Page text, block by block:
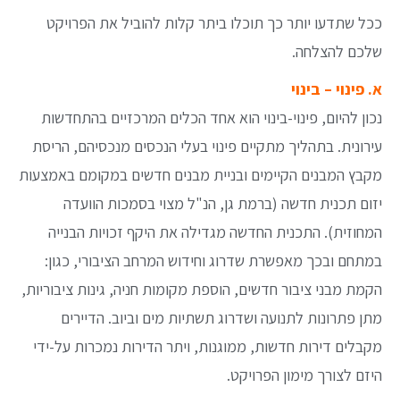
ככל שתדעו יותר כך תוכלו ביתר קלות להוביל את הפרויקט
שלכם להצלחה.
א. פינוי – בינוי
נכון להיום, פינוי-בינוי הוא אחד הכלים המרכזיים בהתחדשות
עירונית. בתהליך מתקיים פינוי בעלי הנכסים מנכסיהם, הריסת
מקבץ המבנים הקיימים ובניית מבנים חדשים במקומם באמצעות
יזום תכנית חדשה (ברמת גן, הנ"ל מצוי בסמכות הוועדה
המחוזית). התכנית החדשה מגדילה את היקף זכויות הבנייה
במתחם ובכך מאפשרת שדרוג וחידוש המרחב הציבורי, כגון:
הקמת מבני ציבור חדשים, הוספת מקומות חניה, גינות ציבוריות,
מתן פתרונות לתנועה ושדרוג תשתיות מים וביוב. הדיירים
מקבלים דירות חדשות, ממוגנות, ויתר הדירות נמכרות על-ידי
היזם לצורך מימון הפרויקט.